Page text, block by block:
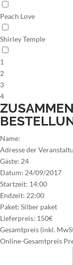
Peach Love
Shirley Temple
1
2
3
4
Name:
Adresse der
Gäste: 24
Datum: 24/09/2017
Startzeit: 14:00
Endzeit: 22:00
Paket: Silber paket
Lieferpreis: 150€
Gesamtpreis (inkl.
Online-Gesamtpreis